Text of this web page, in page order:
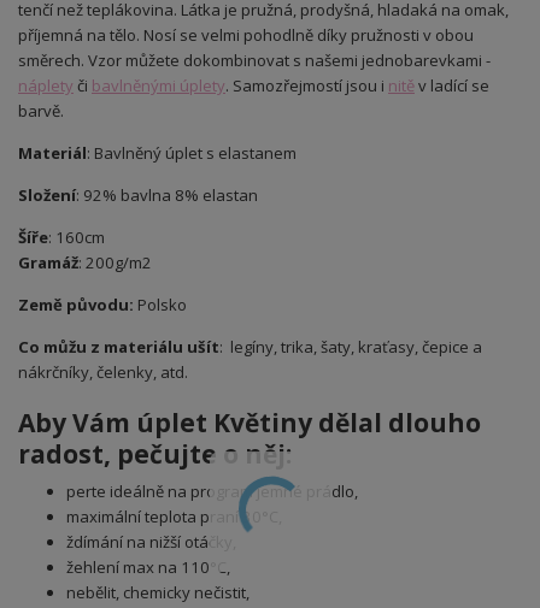
tenčí než teplákovina. Látka je pružná, prodyšná, hladaká na omak,
příjemná na tělo. Nosí se velmi pohodlně díky pružnosti v obou
směrech. Vzor můžete dokombinovat s našemi jednobarevkami -
náplety či bavlněnými úplety. Samozřejmostí jsou i nitěv ladící se
barvě.
Materiál: Bavlněný úplet s elastanem
Složení: 92% bavlna 8% elastan
Šíře: 160cm
Gramáž: 200g/m2
Země původu: Polsko
Co můžu z materiálu ušít: legíny, trika, šaty, kraťasy, čepice a
nákrčníky, čelenky, atd.
Aby Vám úplet Květiny dělal dlouho
radost, pečujte o něj:
perte ideálně na program jemné prádlo,
maximální teplota praní 30°C,
ždímání na nižší otáčky,
žehlení max na 110°C,
nebělit, chemicky nečistit,